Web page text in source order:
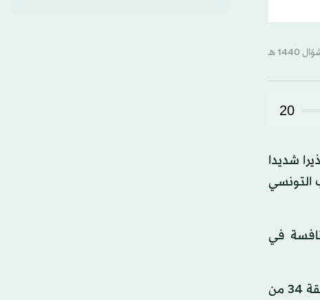
20
ووجه تحذيرا شديدا
ضغوطا على المنتخب التونسي
في
وتقدم يوسف المساكني، العائد إلى صفوف منتخب تونس بعد غياب طويل للإصابة، بهدف من ركلة جزاء في الدقيقة 34 من